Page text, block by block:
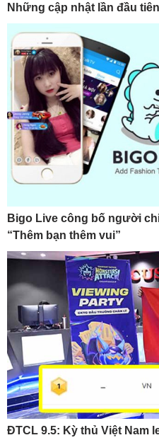
Những cập nhật lần đầu
Bigo Live công bố người
“Thêm bạn thêm vui”
ĐTCL 9.5: Kỳ thủ Việt Nam